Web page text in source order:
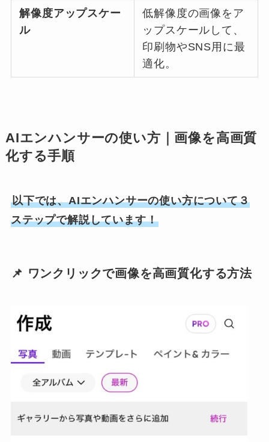
解像度アップスケー
ル
低解像度の画像をア
ップスケールして、
印刷物やSNS用に最
適化。
AIエンハンサーの使い方｜画像を高画質
化する手順
以下では、AIエンハンサーの使い方について３
ステップで解説しています！
📌 ワンクリックで画像を高画質化する方法